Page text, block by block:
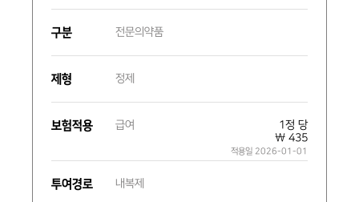
구분 전문의약품
제형 정제
보험적용 급여
1정 당
₩ 435
적용일 2026-01-01
투여경로 내복제